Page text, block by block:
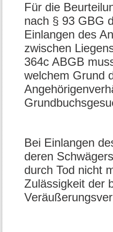
Für die
nach § 93 GBG
Einlangen des
zwischen
364c ABGB
welchem Grund
Bei Einlangen
deren
durch Tod nicht
Zulässigkeit der